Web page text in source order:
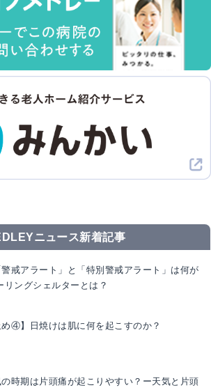
ニュース新着記事
戒アラート」と「特別警戒アラート」は何が
リングシェルターとは？
め④】日焼けは肌に何を起こすのか？
時期は片頭痛が起こりやすい？ー天気と片頭